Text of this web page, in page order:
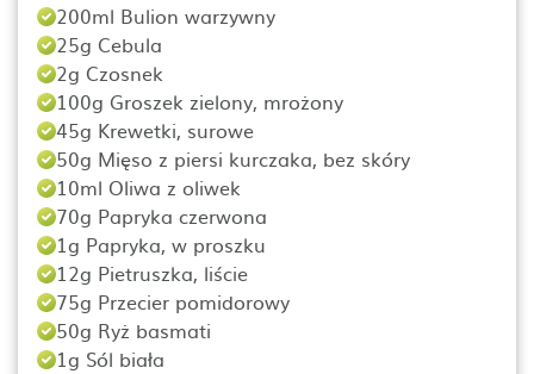
200ml Bulion warzywny
25g Cebula
2g Czosnek
100g Groszek zielony, mrożony
45g Krewetki, surowe
50g Mięso z piersi kurczaka, bez skóry
10ml Oliwa z oliwek
70g Papryka czerwona
1g Papryka, w proszku
12g Pietruszka, liście
75g Przecier pomidorowy
50g Ryż basmati
1g Sól biała